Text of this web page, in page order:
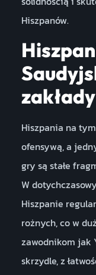
Hiszpanów.
Hiszpania na
ofensywą, a
gry są stałe
W
Hiszpanie
rożnych, co w
zawodnikom jak
skrzydle, z